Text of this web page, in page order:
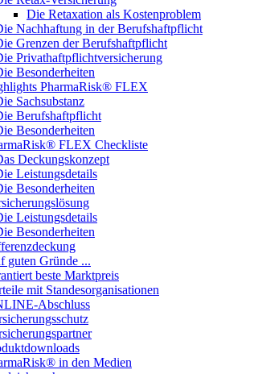
Die Retaxation als Kostenproblem
Nachhaftung in der Berufshaftpflicht
Grenzen der Berufshaftpflicht
Privathaftpflichtversicherung
Besonderheiten
PharmaRisk® FLEX
Sachsubstanz
Berufshaftpflicht
Besonderheiten
FLEX Checkliste
Deckungskonzept
Leistungsdetails
Besonderheiten
Leistungsdetails
Besonderheiten
guten Gründe ...
beste Marktpreis
mit Standesorganisationen
Abschluss
in den Medien